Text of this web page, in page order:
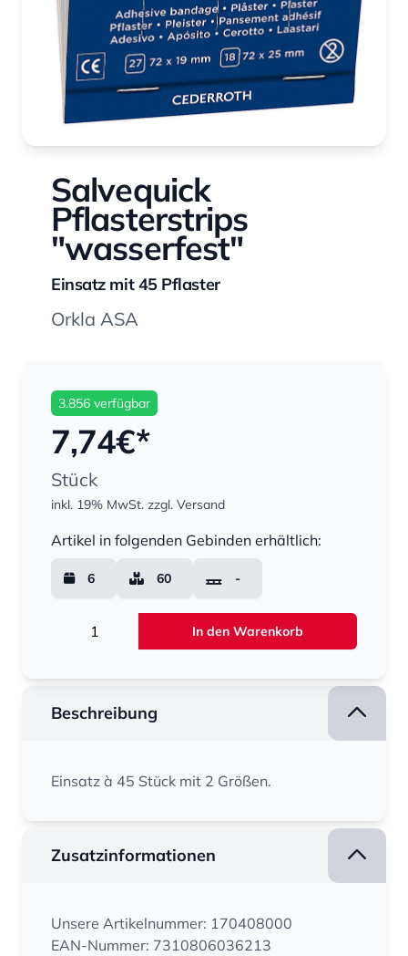
Salvequick
Pflasterstrips
"wasserfest"
Einsatz mit 45 Pflaster
Orkla ASA
3.856 verfügbar
7,74€*
Stück
inkl. 19% MwSt. zzgl. Versand
Artikel in folgenden Gebinden erhältlich:
6 60 -
In den Warenkorb
Beschreibung
Einsatz à 45 Stück mit 2 Größen.
Zusatzinformationen
Unsere Artikelnummer: 170408000
EAN-Nummer: 7310806036213